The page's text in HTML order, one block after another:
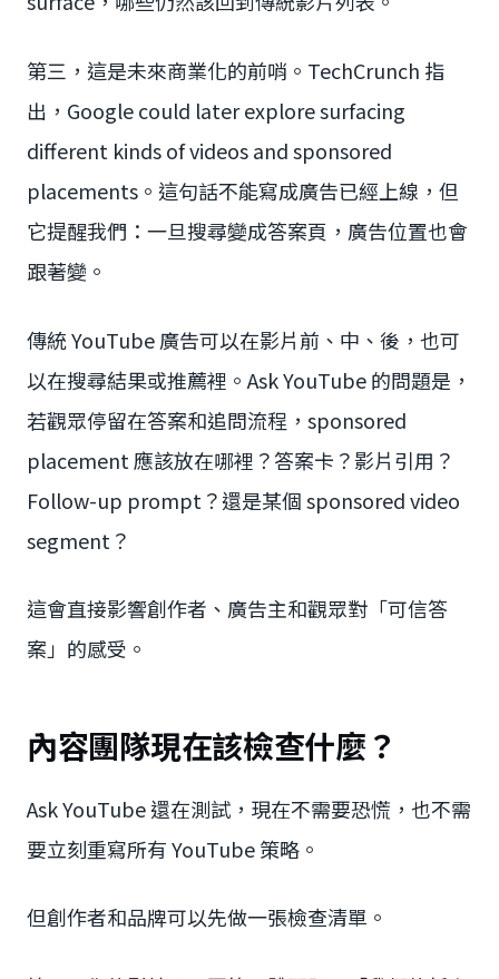
第三，這是未來商業化的前哨。TechCrunch 指
出，Google could later explore surfacing
different kinds of videos and sponsored
placements。這句話不能寫成廣告已經上線，但
它提醒我們：一旦搜尋變成答案頁，廣告位置也會
跟著變。
傳統 YouTube 廣告可以在影片前、中、後，也可
以在搜尋結果或推薦裡。Ask YouTube 的問題是，
若觀眾停留在答案和追問流程，sponsored
placement 應該放在哪裡？答案卡？影片引用？
Follow-up prompt？還是某個 sponsored video
segment？
這會直接影響創作者、廣告主和觀眾對「可信答
案」的感受。
內容團隊現在該檢查什麼？
Ask YouTube 還在測試，現在不需要恐慌，也不需
要立刻重寫所有 YouTube 策略。
但創作者和品牌可以先做一張檢查清單。